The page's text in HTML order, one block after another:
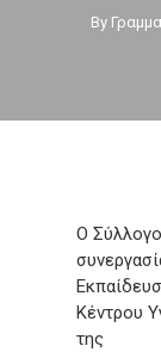
By
Ο
Κέντρου
της